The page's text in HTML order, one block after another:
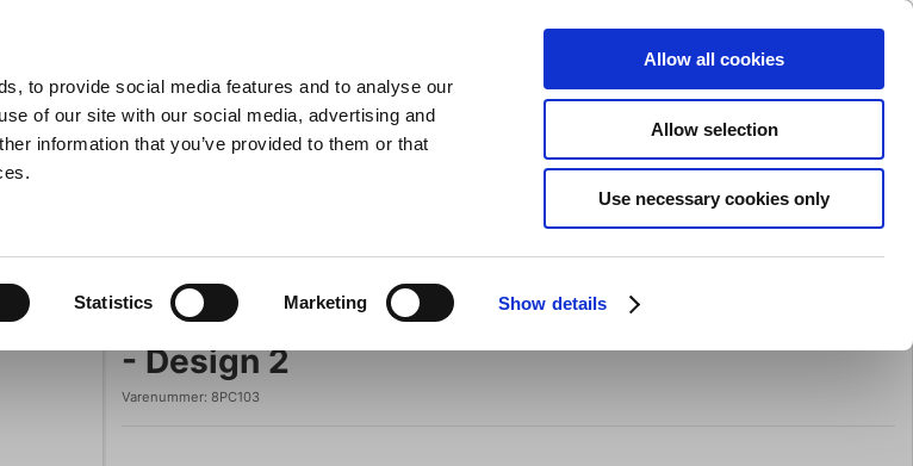
to provide social media features and to analyse our
of our site with our social media, advertising and
information that you’ve provided to them or that
Statistics Marketing Show details
Allow all cookies
Allow selection
Use necessary cookies only
Søg Indkøbskurv (0)
Grill Barudstyr Tilbud Brands Slibning
Pavoni
Chokoladeform 21 stk 26x26mm H13mm 10 gr
- Design 2
Varenummer: 8PC103